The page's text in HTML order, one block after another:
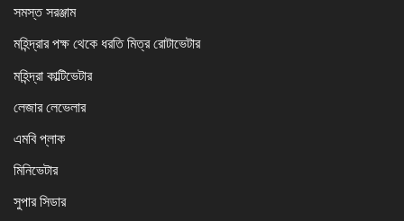
সমস্ত সরঞ্জাম
মহিন্দ্রার পক্ষ থেকে ধরতি মিত্র রোটাভেটার
মহিন্দ্রা কাল্টিভেটার
লেজার লেভেলার
এমবি প্লাক
মিনিভেটার
সুপার সিডার